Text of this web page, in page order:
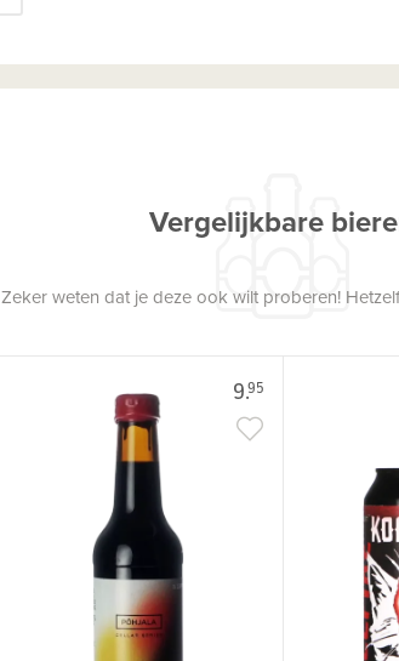
Vergelijkbare
Zeker weten dat je deze ook wilt proberen!
9.95